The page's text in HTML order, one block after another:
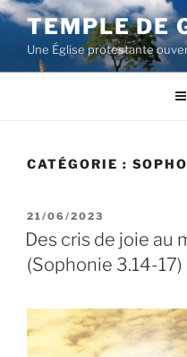
Aller
contenu
principal
TEMPLE DE
Une Église protestante
CATÉGORIE :
PUBLIÉ
LE
21/06/2023
Des cris de joie au
(Sophonie 3.14-17)